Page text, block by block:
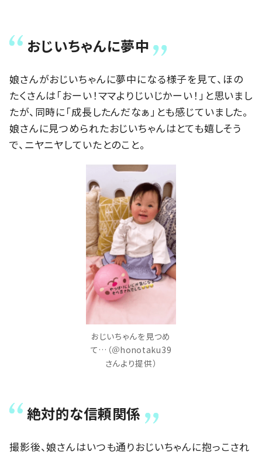
おじいちゃんに夢中
娘さんがおじいちゃんに夢中になる様子を見て、ほの
たくさんは「おーい！ママよりじいじかーい！」と思いまし
たが、同時に「成長したんだなぁ」とも感じていました。
娘さんに見つめられたおじいちゃんはとても嬉しそう
で、ニヤニヤしていたとのこと。
おじいちゃんを見つめ
て…（＠honotaku39
さんより提供）
絶対的な信頼関係
撮影後、娘さんはいつも通りおじいちゃんに抱っこされ